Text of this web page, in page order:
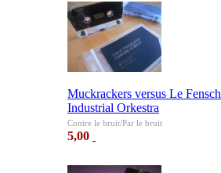
Muckrackers versus Le Fensch
Industrial Orkestra
Contre le bruit/Par le bruit
5,00